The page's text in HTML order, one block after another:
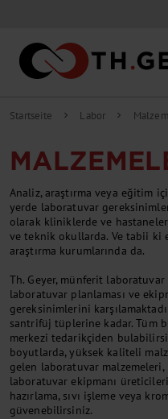
Startseite chevron_right Labor chevron_right
Analiz, araştırma veya eğitim
yerde laboratuvar
olarak kliniklerde ve
ve teknik okullarda. Ve tabii ki
araştırma kurumlarında da.
Th. Geyer, münferit
laboratuvar planlaması ve
gereksinimlerini
santrifüj tüplerine kadar. Tüm
merkezi tedarikçiden
boyutlarda, yüksek kaliteli
gelen laboratuvar
laboratuvar ekipmanı
hazırlama, sıvı işleme veya
güvenebilirsiniz.